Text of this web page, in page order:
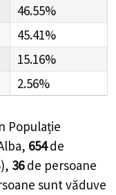
46.55%
45.41%
15.16%
2.56%
Populație
654 de
), 36 de persoane
sunt văduve